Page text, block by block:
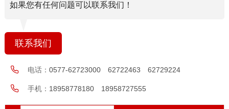
如果您有任何问题可以联系我们！
联系我们
电话： 0577-62723000 62722463 62729224
手机： 18958778180 18958727555